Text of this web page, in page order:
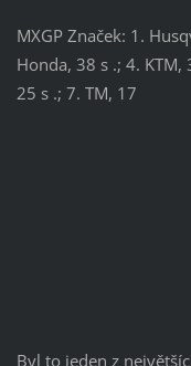
MXGP Značek: 1.
Honda, 38 s .; 4. KTM,
25 s .; 7. TM, 17
Byl to jeden z